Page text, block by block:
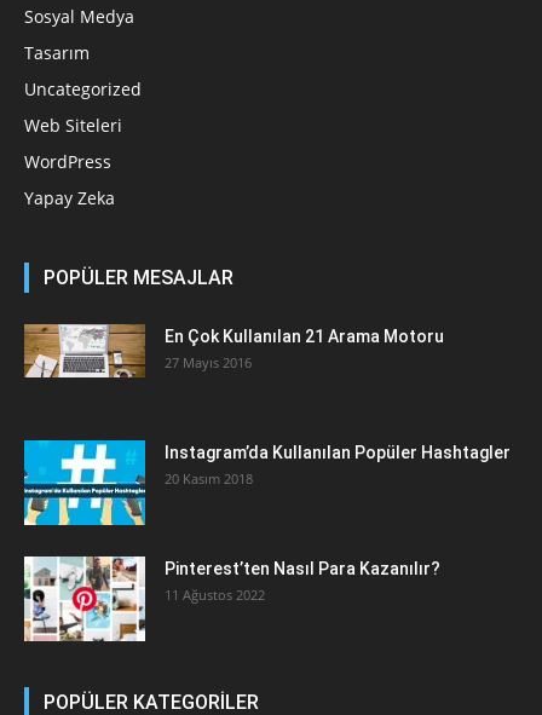
Sosyal Medya
Tasarım
Uncategorized
Web Siteleri
WordPress
Yapay Zeka
POPÜLER MESAJLAR
En Çok Kullanılan 21 Arama Motoru
27 Mayıs 2016
Instagram’da Kullanılan Popüler Hashtagler
20 Kasım 2018
Pinterest’ten Nasıl Para Kazanılır?
11 Ağustos 2022
POPÜLER KATEGORİLER